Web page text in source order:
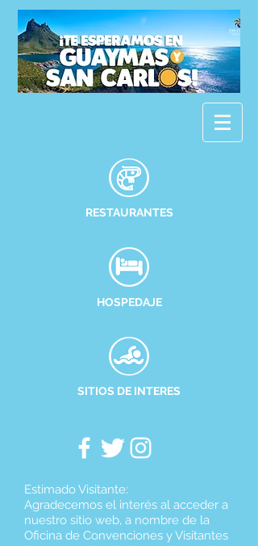
RESTAURANTES
HOSPEDAJE
SITIOS DE INTERES
Estimado Visitante:
Agradecemos el interés al acceder a
nuestro sitio web, a nombre de la
Oficina de Convenciones y Visitantes